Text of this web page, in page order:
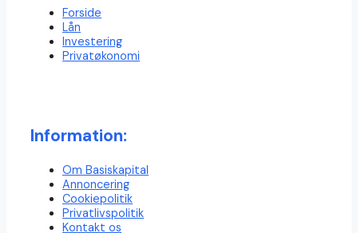
Forside
Lån
Investering
Privatøkonomi
Information:
Om Basiskapital
Annoncering
Cookiepolitik
Privatlivspolitik
Kontakt os